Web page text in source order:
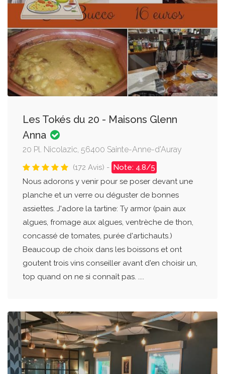
Les Tokés du 20 - Maisons Glenn
Anna
20 Pl. Nicolazic, 56400 Sainte-Anne-d'Auray
(172 Avis) - Note: 4.8/5
Nous adorons y venir pour se poser devant une
planche et un verre ou déguster de bonnes
assiettes. J'adore la tartine: Ty armor (pain aux
algues, fromage aux algues, ventrèche de thon,
concassé de tomates, purée d'artichauts.)
Beaucoup de choix dans les boissons et ont
goutent trois vins conseiller avant d'en choisir un,
top quand on ne si connaît pas. ....